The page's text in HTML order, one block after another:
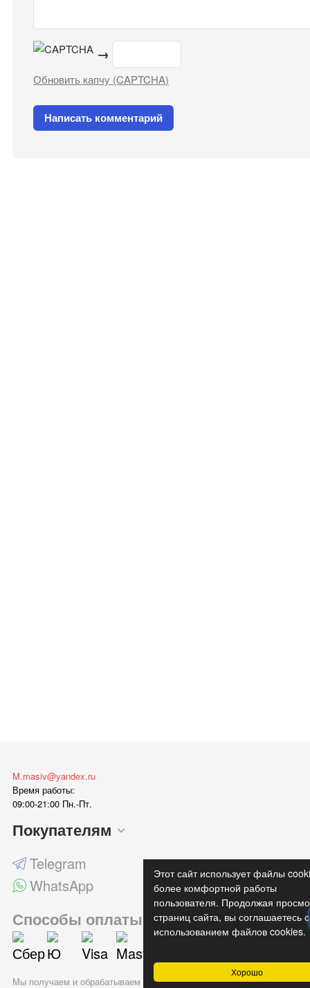
Хорошо
Этот сайт использует файлы
более комфортной работы
пользователя. Продолжая
страниц сайта, вы соглашаетесь с
использованием файлов cookies.
→
Обновить капчу (CAPTCHA)
M.masiv@yandex.ru
Время работы:
09:00-21:00 Пн.-Пт.
Покупателям
Telegram
WhatsApp
Способы оплаты
Мы получаем и обрабатываем персональные данные посетителей